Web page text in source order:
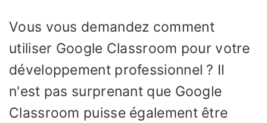
Vous vous demandez comment
utiliser Google Classroom pour votre
développement professionnel ? Il
n'est pas surprenant que Google
Classroom puisse également être